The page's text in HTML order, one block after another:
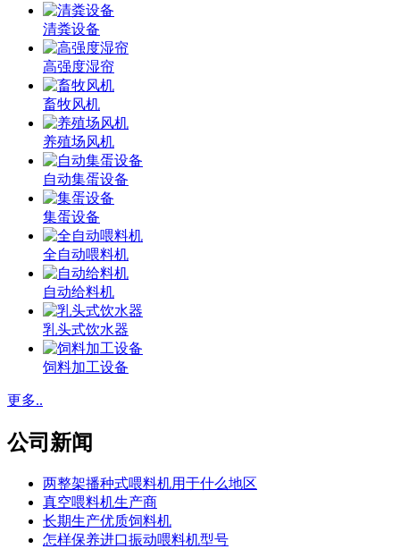
清粪设备
高强度湿帘
畜牧风机
养殖场风机
自动集蛋设备
集蛋设备
全自动喂料机
自动给料机
乳头式饮水器
饲料加工设备
更多..
公司新闻
两整架播种式喂料机用于什么地区
真空喂料机生产商
长期生产优质饲料机
怎样保养进口振动喂料机型号